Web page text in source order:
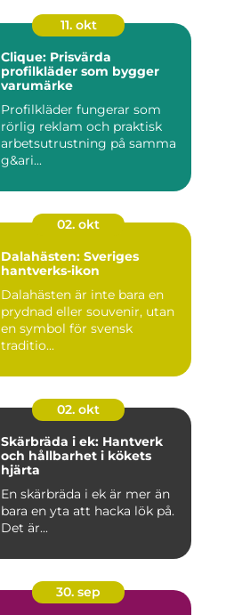
11. okt
Clique: Prisvärda
profilkläder som bygger
varumärke
Profilkläder fungerar som
rörlig reklam och praktisk
arbetsutrustning på samma
g&ari...
02. okt
Dalahästen: Sveriges
hantverks-ikon
Dalahästen är inte bara en
prydnad eller souvenir, utan
en symbol för svensk
traditio...
02. okt
Skärbräda i ek: Hantverk
och hållbarhet i kökets
hjärta
En skärbräda i ek är mer än
bara en yta att hacka lök på.
Det är...
30. sep